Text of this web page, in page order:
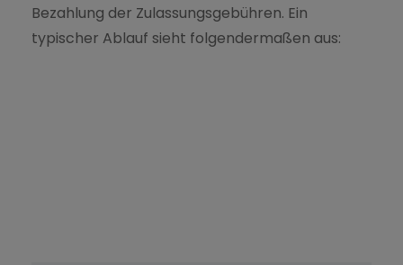
Bezahlung der Zulassungsgebühren. Ein
typischer Ablauf sieht folgendermaßen aus: